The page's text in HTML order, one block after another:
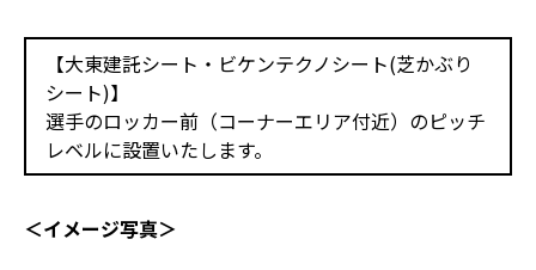
【大東建託シート・ビケンテクノシート(芝かぶり
シート)】
選手のロッカー前（コーナーエリア付近）のピッチ
レベルに設置いたします。
＜イメージ写真＞